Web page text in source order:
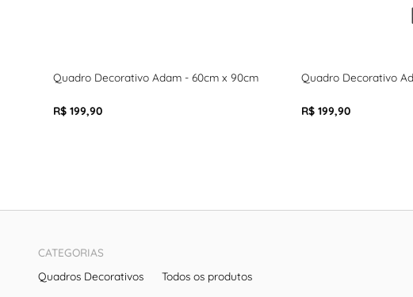
Quadro Decorativo Adam - 60cm x 90cm
R$ 199,90
Quadro Decorativo
R$ 199,90
CATEGORIAS
Quadros Decorativos
Todos os produtos